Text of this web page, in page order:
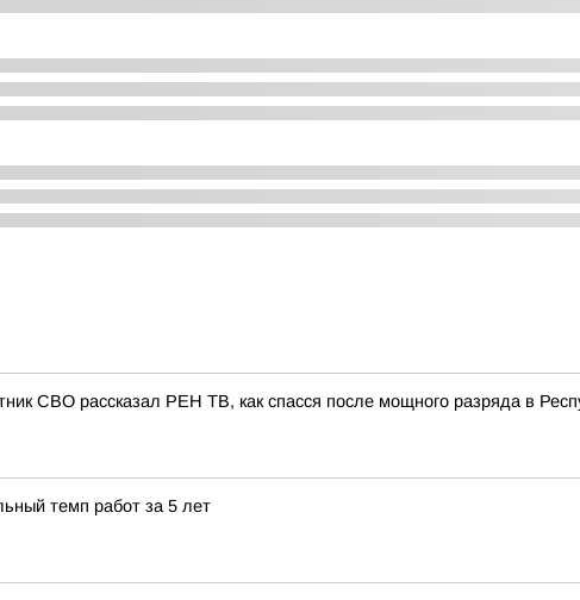
СВО рассказал РЕН ТВ, как спасся после мощного разряда в
темп работ за 5 лет